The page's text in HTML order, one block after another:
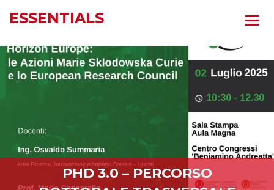
ESSENTIALS
PHD 3.0 – PERCORSO